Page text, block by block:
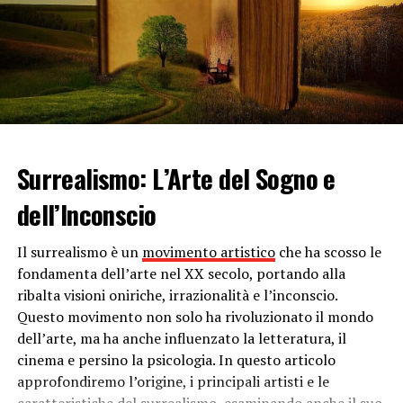
poter avere acqua a sufficienza durante la nostra
assenza. Vediamo insieme qualche
Metodi pratici e veloci
Metodo della bottiglia. Pratico e veloce da preparare,
tappo e un altro alla base. La bottiglia deve essere
infilata nel terreno dalla parte del tappo e se si vuole
prolungare di qualche giorno l’irrigazione è necessario
inserire alla base un pezzetto di stoffa in modo da
mantenere l’umidità.
Beccucci in terracotta.
Si tratta di coni in terracotta
con un piccolo tubo da posizionare in una bacinella. Il
materiale, naturalmente poroso, funziona come riserva
d’acqua, che presa dall’esterno viene rilasciata piano
piano. E’ un metodo
ecologico e poco dispendioso.
Surrealismo: L’Arte del Sogno e
dell’Inconscio
Il surrealismo è un movimento artisticoche ha scosso le
fondamenta dell’arte nel XX secolo, portando alla
ribalta visioni oniriche, irrazionalità e l’inconscio.
Questo movimento non solo ha rivoluzionato il mondo
dell’arte, ma ha anche influenzato la letteratura, il
cinema e persino la psicologia. In questo articolo
approfondiremo l’origine, i principali artisti e le